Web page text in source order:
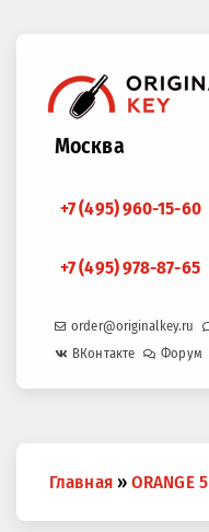
Москва
+7 (495) 960-15-60
+7 (495) 978-87-65
order@originalkey.ru
ВКонтакте
Форум
здесь
Главная » ORANGE 5